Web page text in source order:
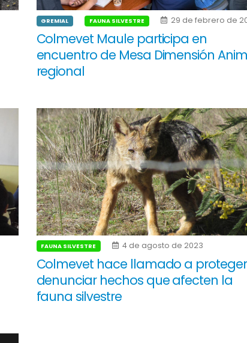
GREMIAL FAUNA SILVESTRE 29 de febrero de
Colmevet Maule participa en
encuentro de Mesa Dimensión
regional
FAUNA SILVESTRE 4 de agosto de 2023
Colmevet hace llamado a
denunciar hechos que afecten la
fauna silvestre